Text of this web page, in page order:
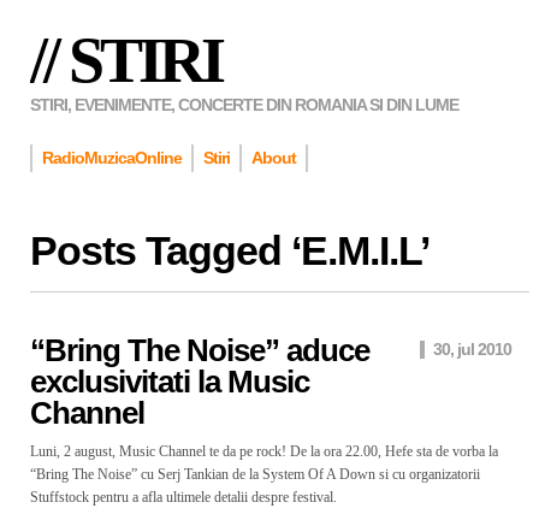
// STIRI
STIRI, EVENIMENTE, CONCERTE DIN ROMANIA SI DIN LUME
RadioMuzicaOnline Stiri About
Posts Tagged ‘E.M.I.L’
“Bring The Noise” aduce
exclusivitati la Music
Channel
30, jul 2010
Luni, 2 august, Music Channel te da pe rock! De la ora 22.00, Hefe sta de vorba la
“Bring The Noise” cu Serj Tankian de la System Of A Down si cu organizatorii
Stuffstock pentru a afla ultimele detalii despre festival.